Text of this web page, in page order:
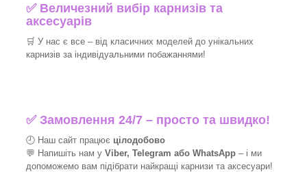
✅ Величезний вибір карнизів та
аксесуарів
🛒 У нас є все – від класичних моделей до унікальних
карнизів за індивідуальними побажаннями!​
✅Замовлення 24/7 – просто та швидко!
🕘 Наш сайт працює цілодобово
💬 Напишіть нам у Viber, Telegram або WhatsApp – і ми
допоможемо вам підібрати найкращі карнизи та аксесуари!